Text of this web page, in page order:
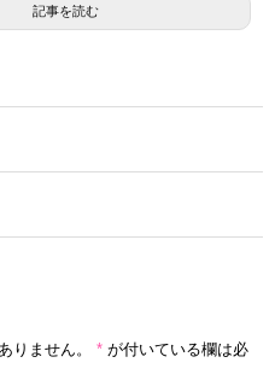
記事を読む
りません。 * が付いている欄は必